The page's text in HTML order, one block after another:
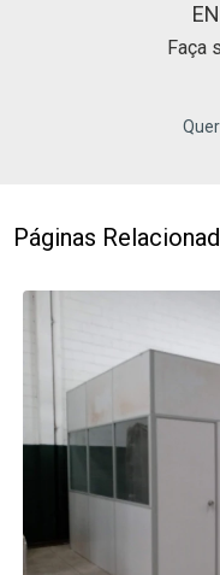
Faça
Páginas